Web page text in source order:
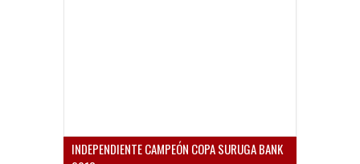
INDEPENDIENTE CAMPEÓN COPA SURUGA BANK